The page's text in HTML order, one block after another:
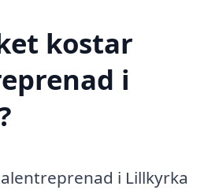
kostar
i
i Lillkyrka